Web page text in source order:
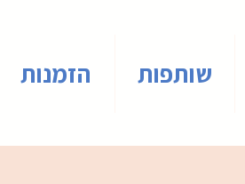
שותפות הזמנות